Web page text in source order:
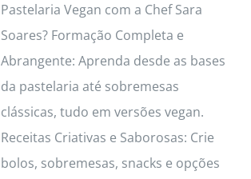
Pastelaria Vegan com a Chef Sara
Soares? Formação Completa e
Abrangente: Aprenda desde as bases
da pastelaria até sobremesas
clássicas, tudo em versões vegan.
Receitas Criativas e Saborosas: Crie
bolos, sobremesas, snacks e opções